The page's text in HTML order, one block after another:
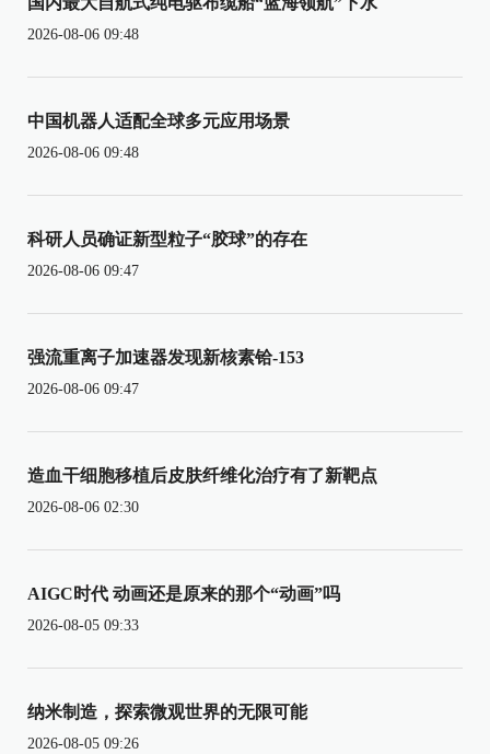
2026-08-06 09:48
中国机器人适配全球多元应用场景
2026-08-06 09:48
科研人员确证新型粒子“胶球”的存在
2026-08-06 09:47
强流重离子加速器发现新核素铪-153
2026-08-06 09:47
造血干细胞移植后皮肤纤维化治疗有了新靶点
2026-08-06 02:30
AIGC时代 动画还是原来的那个“动画”吗
2026-08-05 09:33
纳米制造，探索微观世界的无限可能
2026-08-05 09:26